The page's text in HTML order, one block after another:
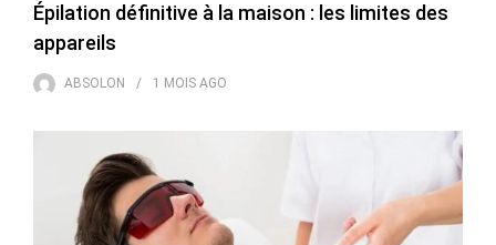
Épilation définitive à la maison : les limites des
appareils
ABSOLON 1 MOIS AGO